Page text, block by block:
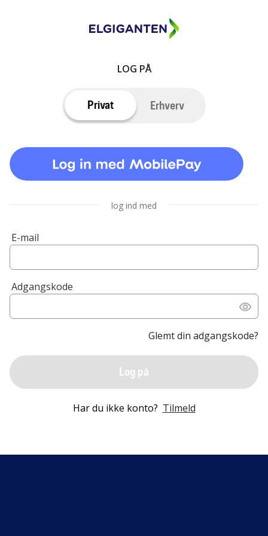
LOG PÅ
Privat Erhverv
log ind med
E-mail
Adgangskode
Glemt din adgangskode?
Log på
Har du ikke konto? Tilmeld